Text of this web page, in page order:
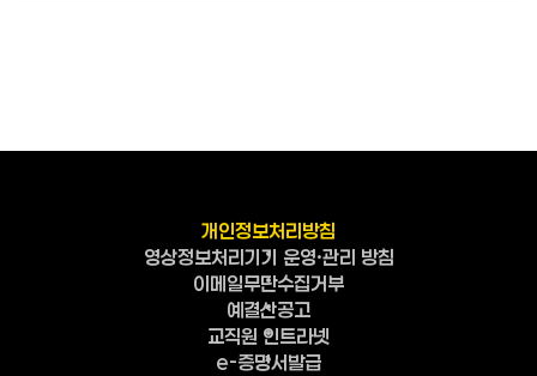
개인정보처리방침
영상정보처리기기 운영·관리 방침
이메일무단수집거부
예결산공고
교직원 인트라넷
e-증명서발급